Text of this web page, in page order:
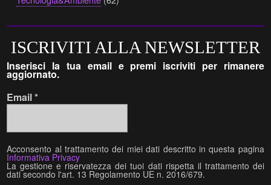
ISCRIVITI ALLA NEWSLETTER
Inserisci la tua email e premi iscriviti per rimanere
aggiornato.
Email*
Acconsento al trattamento dei miei dati descritto in questa pagina
Informativa Privacy
La gestione e riservatezza dei tuoi dati rispetta il trattamento dei
dati secondo l'art. 13 Regolamento UE n. 2016/679.